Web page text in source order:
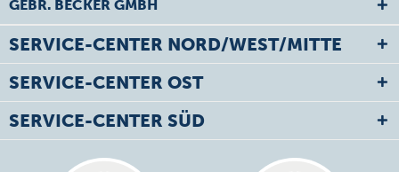
GEBR. BECKER GMBH
SERVICE-CENTER NORD/WEST/MITTE
SERVICE-CENTER OST
SERVICE-CENTER SÜD